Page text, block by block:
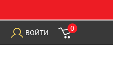
ВОЙТИ
0